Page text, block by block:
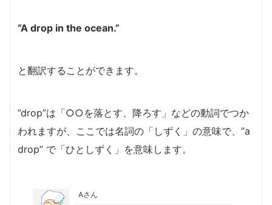
“A drop in the ocean.”
と翻訳することができます。
”drop”は「○○を落とす、降ろす」などの動詞でつか
われますが、ここでは名詞の「しずく」の意味で、”a
drop” で「ひとしずく」を意味します。
Aさん